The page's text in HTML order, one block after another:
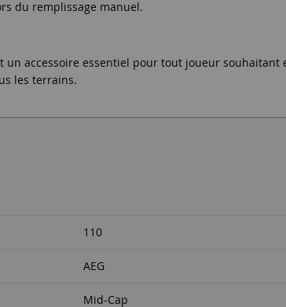
du remplissage manuel.
un accessoire essentiel pour tout joueur
les terrains.
110
AEG
Mid-Cap